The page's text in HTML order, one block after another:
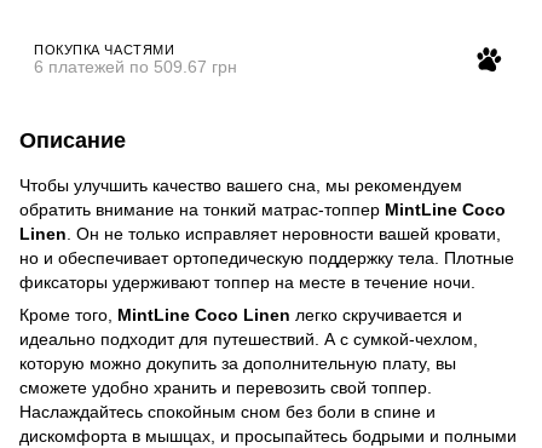
ПОКУПКА ЧАСТЯМИ
6 платежей по 509.67 грн
Описание
Чтобы улучшить качество вашего сна, мы рекомендуем
обратить внимание на тонкий матрас-топпер MintLine Coco
Linen . Он не только исправляет неровности вашей кровати,
но и обеспечивает ортопедическую поддержку тела. Плотные
фиксаторы удерживают топпер на месте в течение ночи.
Кроме того, MintLine Coco Linen легко скручивается и
идеально подходит для путешествий. А с сумкой-чехлом,
которую можно докупить за дополнительную плату, вы
сможете удобно хранить и перевозить свой топпер.
Наслаждайтесь спокойным сном без боли в спине и
дискомфорта в мышцах, и просыпайтесь бодрыми и полными